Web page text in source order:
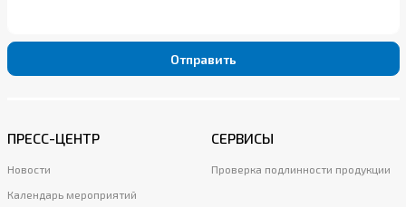
Отправить
ПРЕСС-ЦЕНТР
Новости
Календарь мероприятий
СЕРВИСЫ
Проверка подлинности продукции